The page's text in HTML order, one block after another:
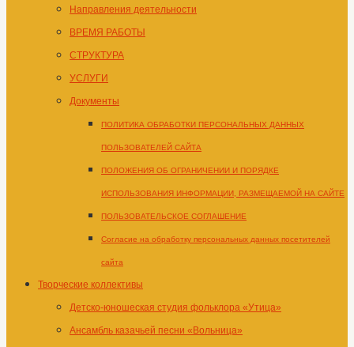
Направления деятельности
ВРЕМЯ РАБОТЫ
СТРУКТУРА
УСЛУГИ
Документы
ПОЛИТИКА ОБРАБОТКИ ПЕРСОНАЛЬНЫХ ДАННЫХ
ПОЛЬЗОВАТЕЛЕЙ САЙТА
ПОЛОЖЕНИЯ ОБ ОГРАНИЧЕНИИ И ПОРЯДКЕ
ИСПОЛЬЗОВАНИЯ ИНФОРМАЦИИ, РАЗМЕЩАЕМОЙ НА САЙТЕ
ПОЛЬЗОВАТЕЛЬСКОЕ СОГЛАШЕНИЕ
Согласие на обработку персональных данных посетителей
сайта
Творческие коллективы
Детско-юношеская студия фольклора «Утица»
Ансамбль казачьей песни «Вольница»